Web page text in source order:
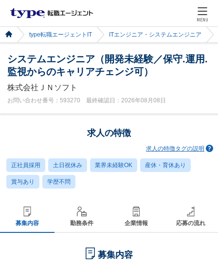
MENU
type転職エージェントIT ITエンジニア・システムエンジニア
システムエンジニア（開発未経験／保守.運用.
監視からのキャリアチェンジ可）
株式会社ＪＮソフト
お問い合わせ番号：593270 最終確認日：2026年08月08日
求人の特徴
求人の特徴タグの説明
正社員採用 土日祝休み 業界未経験OK 産休・育休あり
賞与あり 学歴不問
募集内容 勤務条件 企業情報 応募の流れ
募集内容